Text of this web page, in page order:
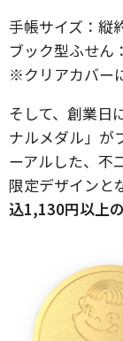
手帳サイズ：
ブック型ふせ
※クリアカバー
そして、創業日
ナルメダル」が
ーアルした、不
限定デザインと
込1,130円以上